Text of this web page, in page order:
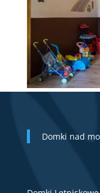
Domki nad